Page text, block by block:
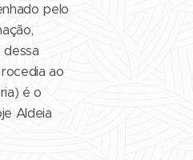
pelo
dessa
ao
é o
Aldeia